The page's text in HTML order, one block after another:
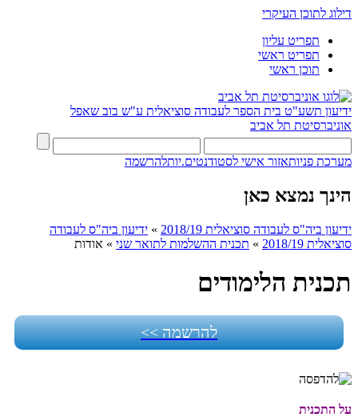
דילוג לתוכן העיקרי
תפריט עליון
תפריט ראשי
תוכן ראשי
ידיעון תשע"ט בית הספר לעבודה סוציאלית ע"ש בוב שאפל
אוניברסיטת תל אביב
מערכת פניותאזור אישי לסטודנטים.יותלהרשמה
הינך נמצא כאן
ידיעון ביה"ס לעבודה סוציאלית 2018/19 » ידיעון ביה"ס לעבודה
סוציאלית 2018/19
» תכנית ההשלמות לתואר שני » אודות
תכנית הלימודים
להרשמה >>
על התכנית